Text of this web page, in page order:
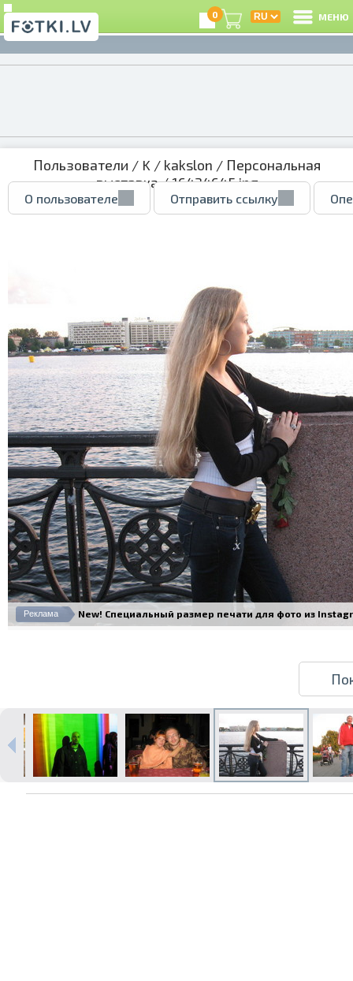
Печать в течение 1 часа в Риге –
закажите онлайн
Различные форматы и виды
0 МЕНЮ
Пользователи / K / kakslon / Персональная
выставка/ 16434645.jpg
О пользователе Отправить ссылку
Реклама New! Специальный размер печати для фото из